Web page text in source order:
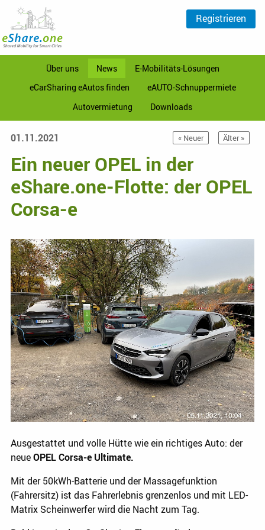
Über uns News
E-Mobilitäts-Lösungen
eCarSharing eAutos finden
eAUTO-Schnuppermiete
Autovermietung
Downloads
Registrieren
Älter »
« Neuer
01.11.2021
Ein neuer OPEL in der
eShare.one-Flotte: der OPEL
Corsa-e
Ausgestattet und volle Hütte wie ein richtiges Auto: der
neueOPEL Corsa-e Ultimate.
Mit der 50kWh-Batterie und der Massagefunktion
(Fahrersitz) ist das Fahrerlebnis grenzenlos und mit LED-
Matrix Scheinwerfer wird die Nacht zum Tag.